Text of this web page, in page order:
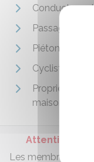
Conducteur
Passager du
Piéton
Cycliste, qu'il
Propriétaire
maison
Attention
Les membres de